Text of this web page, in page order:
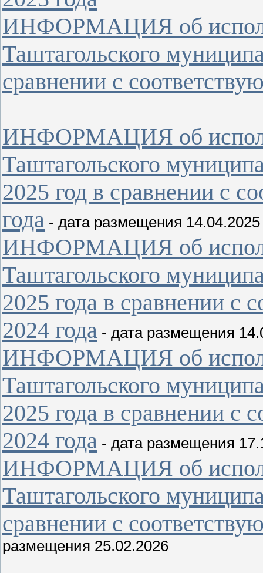
ИНФОРМАЦИЯ об
Таштагольского
сравнении с
ИНФОРМАЦИЯ об
Таштагольского
2025 год в сравнении с
года - дата размещения 14.04.2025
ИНФОРМАЦИЯ об
Таштагольского
2025 года в сравнении с
2024 года - дата размещения
ИНФОРМАЦИЯ об
Таштагольского
2025 года в сравнении с
2024 года - дата размещения
ИНФОРМАЦИЯ об
Таштагольского
сравнении с
размещения 25.02.2026